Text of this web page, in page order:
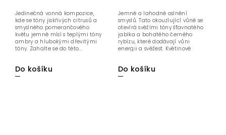
Do košíku
Jedinečná vonná kompozice,
kde se tóny jiskřivých citrusů a
smyslného pomerančového
květu jemně mísí s teplými tóny
ambry a hlubokými dřevitými
tóny. Zahalte se do této...
Do košíku
Jemné a lahodné oslnění
smyslů. Tato okouzlující vůně se
otevírá svěžími tóny šťavnatého
jablka a bohatého černého
rybízu, které dodávají vůni
energii a svěžest. Květinové